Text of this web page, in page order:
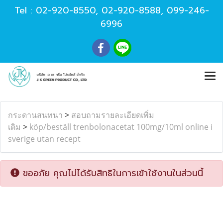
Tel : 02-920-8550, 02-920-8588, 099-246-
6996
กระดานสนทนา > สอบถามรายละเอียดเพิ่ม
เติม > köp/beställ trenbolonacetat 100mg/10ml online i
sverige utan recept
ขออภัย คุณไม่ได้รับสิทธิในการเข้าใช้งานในส่วนนี้